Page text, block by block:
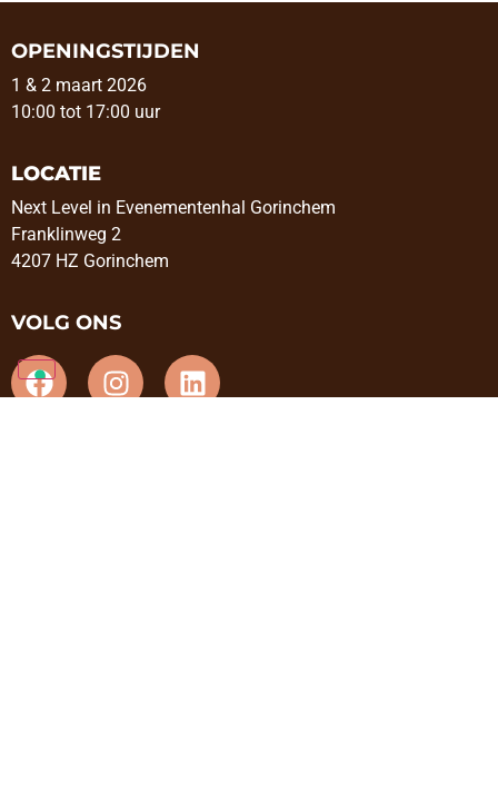
OPENINGSTIJDEN
1 & 2 maart 2026
10:00 tot 17:00 uur
LOCATIE
Next Level in Evenementenhal Gorinchem
Franklinweg 2
4207 HZ Gorinchem
VOLG ONS